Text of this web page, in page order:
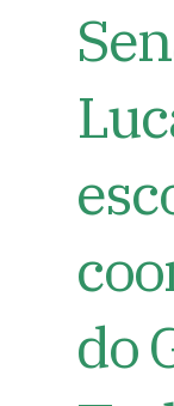
do